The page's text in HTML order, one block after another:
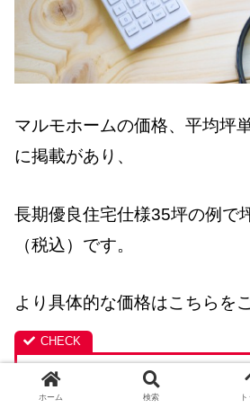
マルモホームの価格、平均坪
に掲載があり、
長期優良住宅仕様35坪の例で
（税込）です。
より具体的な価格はこちらを
「マルモホーム」×「あな
ホーム 検索